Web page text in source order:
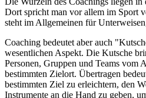
Dort spricht man vor allem im Sport
steht im Allgemeinen für
Coaching bedeutet aber auch
wesentlichen Aspekt. Die Kutsche
Personen, Gruppen und Teams vom
bestimmten Zielort. Übertragen
bestimmten Ziel zu erleichtern, den
Instrumente an die Hand zu geben,